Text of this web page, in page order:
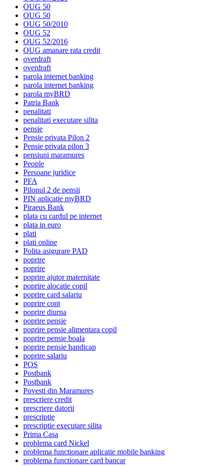
OUG 50
OUG 50
OUG 50/2010
OUG 52
OUG 52/2016
OUG amanare rata credit
overdraft
overdraft
parola internet banking
parola internet banking
parola myBRD
Patria Bank
penalitati
penalitati executare silita
pensie
Pensie privata Pilon 2
Pensie privata pilon 3
pensiuni maramures
People
Persoane juridice
PFA
Pilonul 2 de pensii
PIN aplicatie myBRD
Piraeus Bank
plata cu cardul pe internet
plata in euro
plati
plati online
Polita asigurare PAD
poprire
poprire
poprire ajutor maternitate
poprire alocatie copil
poprire card salariu
poprire cont
poprire diurna
poprire pensie
poprire pensie alimentara copil
poprire pensie boala
poprire pensie handicap
poprire salariu
POS
Postbank
Postbank
Povesti din Maramureș
prescriere credit
prescriere datorii
prescriptie
prescriptie executare silita
Prima Casa
problema card Nickel
problema functionare aplicatie mobile banking
problema functionare card bancar